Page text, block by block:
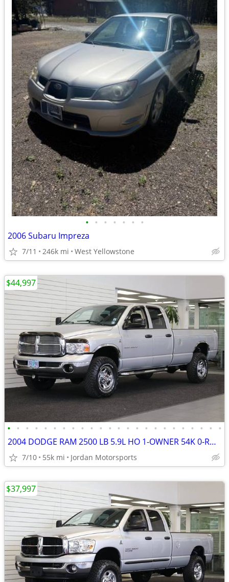
• • • • • • •
2006 Subaru Impreza
7/11 246k mi West Yellowstone
• • • • • • • • • • • • • • • • • • • • • • • •
2004 DODGE RAM 2500 LB 5.9L HO 1-OWNER 54K 0-RUST 3500 2005 2006 2007
7/10 55k mi Jordan Motorsports
$44,997
$37,997